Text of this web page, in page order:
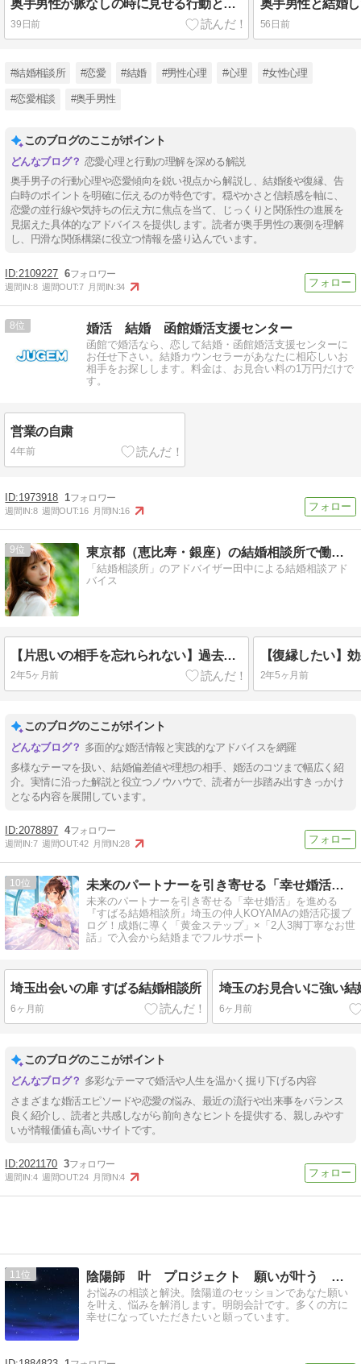
奥手男性が脈なしの時に見せる行動とは？好き避けとの違いを分かりやすく解説！
39日前 56日前
#結婚相談所 #恋愛 #結婚 #男性心理 #心理 #女性心理
#恋愛相談 #奥手男性
このブログのここがポイント
恋愛心理と行動の理解を深める解説
奥手男子の行動心理や恋愛傾向を鋭い視点から解説し、結婚後や復縁、告
白時のポイントを明確に伝えるのが特色です。穏やかさと信頼感を軸に、
恋愛の並行線や気持ちの伝え方に焦点を当て、じっくりと関係性の進展を
見据えた具体的なアドバイスを提供します。読者が奥手男性の裏側を理解
し、円滑な関係構築に役立つ情報を盛り込んでいます。
2109227 6
週間IN:8 週間OUT:7 月間IN:34
8 婚活 結婚 函館婚活支援センター
函館で婚活なら、恋して結婚・函館婚活支援センターに
お任せ下さい。結婚カウンセラーがあなたに相応しいお
相手をお探しします。料金は、お見合い料の1万円だけで
す。
営業の自粛
4年前
1973918 1
週間IN:8 週間OUT:16 月間IN:16
9 東京都（恵比寿・銀座）の結婚相談所で働く結婚アドバイザー
「結婚相談所」のアドバイザー田中による結婚相談アド
バイス
【片思いの相手を忘れられない】過去を卒業して幸せになるためのヒント
2年5ヶ月前 2年5ヶ月前
このブログのここがポイント
多面的な婚活情報と実践的なアドバイスを網羅
多様なテーマを扱い、結婚偏差値や理想の相手、婚活のコツまで幅広く紹
介。実情に沿った解説と役立つノウハウで、読者が一歩踏み出すきっかけ
となる内容を展開しています。
2078897 4
週間IN:7 週間OUT:42 月間IN:28
10 未来のパートナーを引き寄せる「幸せ婚活」出会えるブログ
未来のパートナーを引き寄せる「幸せ婚活」を進める
『すばる結婚相談所』埼玉の仲人KOYAMAの婚活応援ブ
ログ！成婚に導く「黄金ステップ」×「2人3脚丁寧なお世
話」で入会から結婚までフルサポート
埼玉出会いの扉 すばる結婚相談所
6ヶ月前
埼玉のお見合いに強い結
6ヶ月前
このブログのここがポイント
多彩なテーマで婚活や人生を温かく掘り下げる内容
さまざまな婚活エピソードや恋愛の悩み、最近の流行や出来事をバランス
良く紹介し、読者と共感しながら前向きなヒントを提供する、親しみやす
いが情報価値も高いサイトです。
2021170 3
週間IN:4 週間OUT:24 月間IN:4
11 陰陽師 叶 プロジェクト 願いが叶う 悩みが解決
お悩みの相談と解決。陰陽道のセッションであなた願い
を叶え、悩みを解消します。明朗会計です。多くの方に
幸せになっていただきたいと願っています。